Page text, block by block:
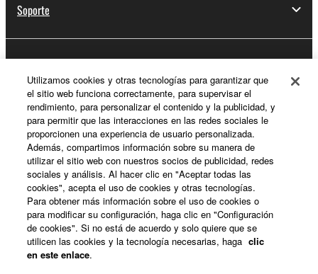
Soporte
Acerca de Yamaha
España - Spanish
Empresa
Utilizamos cookies y otras tecnologías para garantizar que
el sitio web funciona correctamente, para supervisar el
rendimiento, para personalizar el contenido y la publicidad, y
para permitir que las interacciones en las redes sociales le
proporcionen una experiencia de usuario personalizada.
Además, compartimos información sobre su manera de
utilizar el sitio web con nuestros socios de publicidad, redes
sociales y análisis. Al hacer clic en "Aceptar todas las
cookies", acepta el uso de cookies y otras tecnologías.
Para obtener más información sobre el uso de cookies o
para modificar su configuración, haga clic en "Configuración
de cookies". Si no está de acuerdo y solo quiere que se
utilicen las cookies y la tecnología necesarias, haga clic
en este enlace.